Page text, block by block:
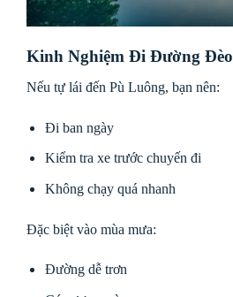
Kinh Nghiệm Đi Đường Đèo
Nếu tự lái đến Pù Luông, bạn nên:
Đi ban ngày
Kiểm tra xe trước chuyến đi
Không chạy quá nhanh
Đặc biệt vào mùa mưa:
Đường dễ trơn